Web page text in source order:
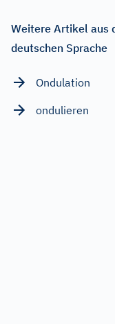
Weitere Artikel aus
deutschen Sprache
Ondulation
ondulieren